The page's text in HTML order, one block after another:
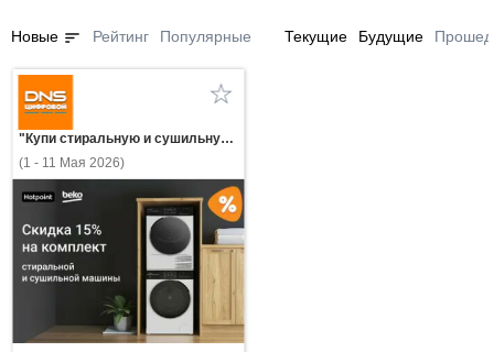
Новые sort Рейтинг Популярные Текущие Будущие
"Купи стиральную и сушильную машины Beko, Hotpoint - получи скидку 15%!"
(1 - 11 Мая 2026)